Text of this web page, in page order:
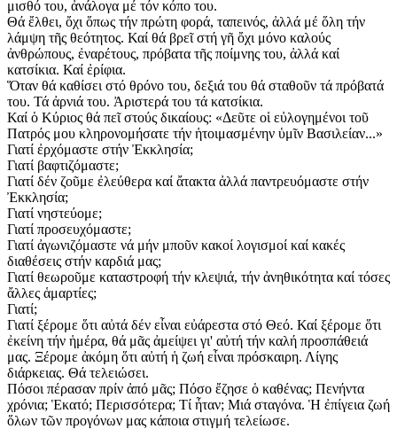
μισθό του, ἀνάλογα μέ τόν κόπο του.
Θά ἔλθει, ὄχι ὅπως τήν πρώτη φορά, ταπεινός, ἀλλά μέ ὅλη τήν
λάμψη τῆς θεότητος. Καί θά βρεῖ στή γῆ ὄχι μόνο καλούς
ἀνθρώπους, ἐναρέτους, πρόβατα τῆς ποίμνης του, ἀλλά καί
κατσίκια. Καί ἐρίφια.
Ὅταν θά καθίσει στό θρόνο του, δεξιά του θά σταθοῦν τά πρόβατά
του. Τά ἀρνιά του. Ἀριστερά του τά κατσίκια.
Καί ὁ Κύριος θά πεῖ στούς δικαίους: «Δεῦτε οἱ εὐλογημένοι τοῦ
Πατρός μου κληρονομήσατε τήν ἡτοιμασμένην ὑμῖν Βασιλείαν...»
Γιατί ἐρχόμαστε στήν Ἐκκλησία;
Γιατί βαφτιζόμαστε;
Γιατί δέν ζοῦμε ἐλεύθερα καί ἄτακτα ἀλλά παντρευόμαστε στήν
Ἐκκλησία;
Γιατί νηστεύομε;
Γιατί προσευχόμαστε;
Γιατί ἀγωνιζόμαστε νά μήν μποῦν κακοί λογισμοί καί κακές
διαθέσεις στήν καρδιά μας;
Γιατί θεωροῦμε καταστροφή τήν κλεψιά, τήν ἀνηθικότητα καί τόσες
ἄλλες ἁμαρτίες;
Γιατί;
Γιατί ξέρομε ὅτι αὐτά δέν εἶναι εὐάρεστα στό Θεό. Καί ξέρομε ὅτι
ἐκείνη τήν ἡμέρα, θά μᾶς ἀμείψει γι' αὐτή τήν καλή προσπάθειά
μας. Ξέρομε ἀκόμη ὅτι αὐτή ἡ ζωή εἶναι πρόσκαιρη. Λίγης
διάρκειας. Θά τελειώσει.
Πόσοι πέρασαν πρίν ἀπό μᾶς; Πόσο ἔζησε ὁ καθένας; Πενήντα
χρόνια; Ἑκατό; Περισσότερα; Τί ἦταν; Μιά σταγόνα. Ἡ ἐπίγεια ζωή
ὅλων τῶν προγόνων μας κάποια στιγμή τελείωσε.